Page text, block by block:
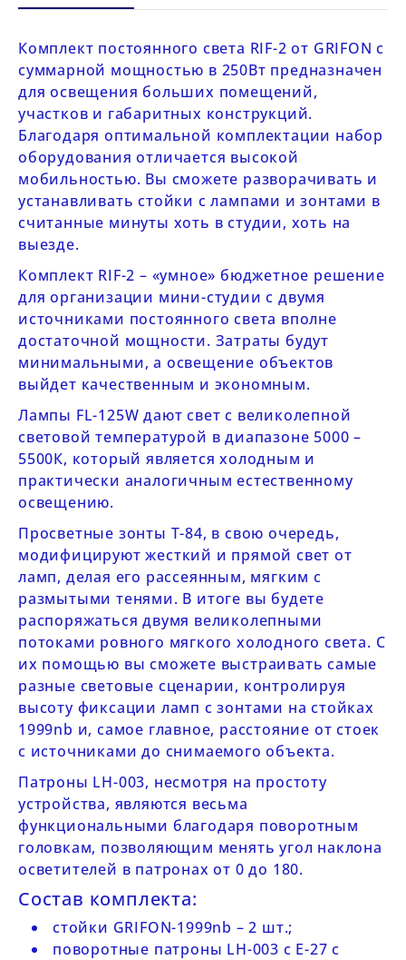
Комплект постоянного света RIF-2 от GRIFON с
суммарной мощностью в 250Вт предназначен
для освещения больших помещений,
участков и габаритных конструкций.
Благодаря оптимальной комплектации набор
оборудования отличается высокой
мобильностью. Вы сможете разворачивать и
устанавливать стойки с лампами и зонтами в
считанные минуты хоть в студии, хоть на
выезде.
Комплект RIF-2 – «умное» бюджетное решение
для организации мини-студии с двумя
источниками постоянного света вполне
достаточной мощности. Затраты будут
минимальными, а освещение объектов
выйдет качественным и экономным.
Лампы FL-125Wдают свет с великолепной
световой температурой в диапазоне 5000 –
5500К, который является холодным и
практически аналогичным естественному
освещению.
Просветные зонты T-84, в свою очередь,
модифицируют жесткий и прямой свет от
ламп, делая его рассеянным, мягким с
размытыми тенями. В итоге вы будете
распоряжаться двумя великолепными
потоками ровного мягкого холодного света. С
их помощью вы сможете выстраивать самые
разные световые сценарии, контролируя
высоту фиксации ламп с зонтами на стойках
1999nb и, самое главное, расстояние от стоек
с источниками до снимаемого объекта.
Патроны LH-003, несмотря на простоту
устройства, являются весьма
функциональными благодаря поворотным
головкам, позволяющим менять угол наклона
осветителей в патронах от 0 до 180.
Состав комплекта:
стойки GRIFON-1999nb – 2 шт.;
поворотные патроны LH-003 с Е-27 с